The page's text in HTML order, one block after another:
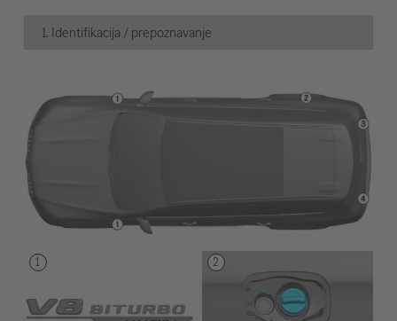
1. Identifikacija / prepoznavanje